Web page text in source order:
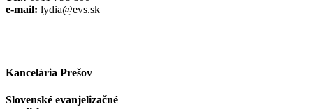
e-mail: lydia@evs.sk
Kancelária Prešov
Slovenské evanjelizačné